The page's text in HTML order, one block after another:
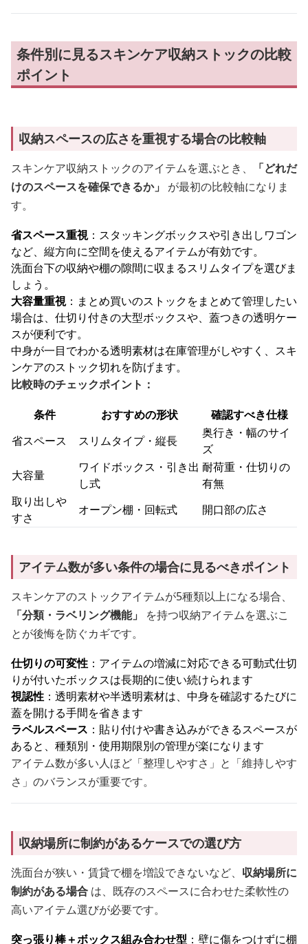
条件別に見るスキンケア収納ストックの比較
ポイント
収納スペースの広さを重視する場合の比較軸
スキンケア収納ストックのアイテムを選ぶとき、
「どれだ
けのスペースを確保できるか」
が最初の比較軸になりま
す。
省スペース重視：スタッキングボックスや引き出しワゴン
など、縦方向に空間を使えるアイテムが有効です。
洗面台下の収納や棚の隙間に収まるスリムタイプを選びま
しょう。
大容量重視：まとめ買いのストックをまとめて管理したい
場合は、仕切り付きの大型ボックスや、蓋つきの透明ケー
スが便利です。
中身が一目でわかる透明素材は在庫管理がしやすく、スキ
ンケアのストック切れを防げます。
比較時のチェックポイント：
条件
おすすめの形状
確認すべき仕様
省スペース
スリムタイプ・縦長
奥行き・幅のサイ
ズ
大容量
ワイドボックス・引き出
し式
耐荷重・仕切りの
有無
取り出しや
すさ
オープン棚・回転式 開口部の広さ
アイテム数が多い条件の場合に見るべきポイント
スキンケアのストックアイテムが5種類以上になる場合、
「分類・ラベリング機能」
を持つ収納アイテムを選ぶこ
とが後悔を防ぐカギです。
仕切りの可変性 ：アイテムの増減に対応できる可動式仕切
りが付いたボックスは長期的に使い続けられます
視認性 ：透明素材や半透明素材は、中身を確認するたびに
蓋を開ける手間を省きます
ラベルスペース ：貼り付けや書き込みができるスペースが
あると、種類別・使用期限別の管理が楽になります
アイテム数が多い人ほど「整理しやすさ」と「維持しやす
さ」のバランスが重要です。
収納場所に制約があるケースでの選び方
洗面台が狭い・賃貸で棚を増設できないなど、 収納場所に
制約がある場合 は、既存のスペースに合わせた柔軟性の
高いアイテム選びが必要です。
突っ張り棒＋ボックス組み合わせ型 ：壁に傷をつけずに棚